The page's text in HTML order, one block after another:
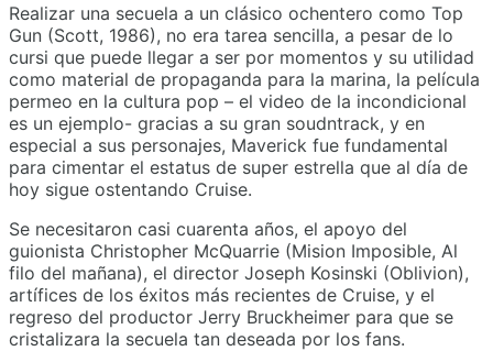
Realizar una secuela a un clásico ochentero como Top
Gun (Scott, 1986), no era tarea sencilla, a pesar de lo
cursi que puede llegar a ser por momentos y su utilidad
como material de propaganda para la marina, la película
permeo en la cultura pop – el video de la incondicional
es un ejemplo- gracias a su gran soudntrack, y en
especial a sus personajes, Maverick fue fundamental
para cimentar el estatus de super estrella que al día de
hoy sigue ostentando Cruise.
Se necesitaron casi cuarenta años, el apoyo del
guionista Christopher McQuarrie (Mision Imposible, Al
filo del mañana), el director Joseph Kosinski (Oblivion),
artífices de los éxitos más recientes de Cruise, y el
regreso del productor Jerry Bruckheimer para que se
cristalizara la secuela tan deseada por los fans.